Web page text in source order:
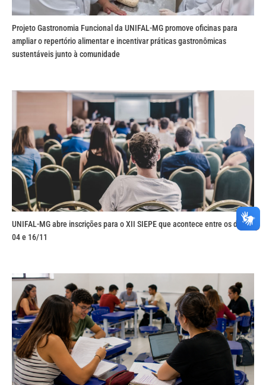
Projeto Gastronomia Funcional da UNIFAL-MG promove oficinas para
ampliar o repertório alimentar e incentivar práticas gastronômicas
sustentáveis junto à comunidade
UNIFAL-MG abre inscrições para o XII SIEPE que acontece entre os dias
04 e 16/11